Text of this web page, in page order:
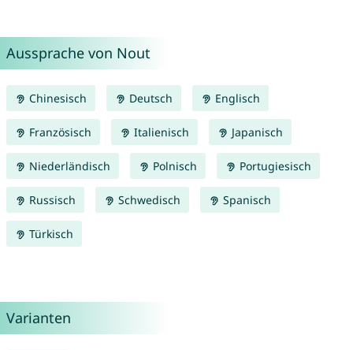
Aussprache von Nout
Chinesisch Deutsch Englisch
Französisch Italienisch Japanisch
Niederländisch Polnisch Portugiesisch
Russisch Schwedisch Spanisch
Türkisch
Varianten